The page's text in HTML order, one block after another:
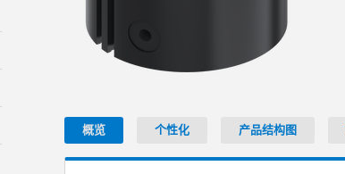
概览 个性化 产品结构图